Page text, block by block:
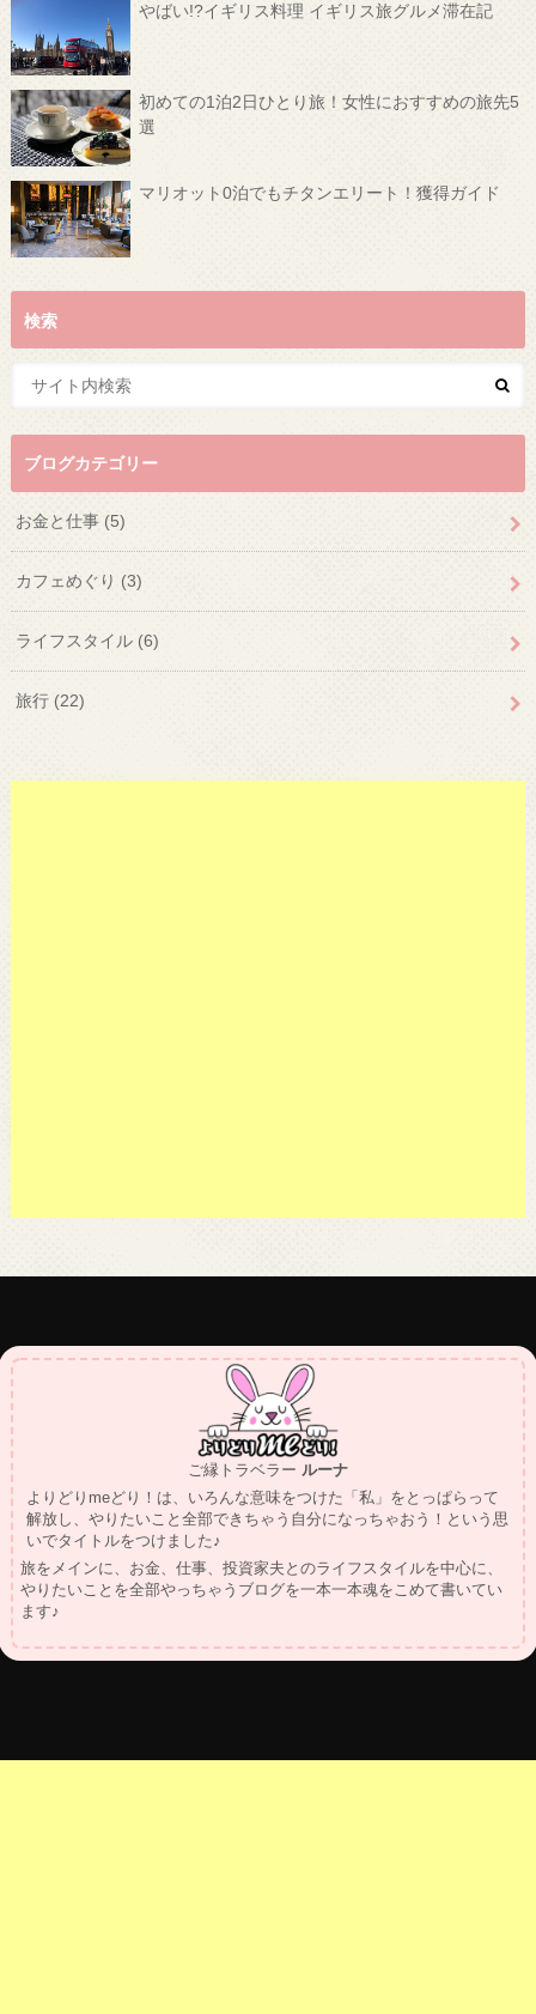
やばい!?イギリス料理 イギリス旅グルメ滞在記
初めての1泊2日ひとり旅！女性におすすめの旅先5
選
マリオット0泊でもチタンエリート！獲得ガイド
検索
ブログカテゴリー
お金と仕事 (5)
カフェめぐり (3)
ライフスタイル (6)
旅行 (22)
ご縁トラベラー ルーナ
よりどりmeどり！は、いろんな意味をつけた「私」をとっぱらって
解放し、やりたいこと全部できちゃう自分になっちゃおう！という思
いでタイトルをつけました♪
旅をメインに、お金、仕事、投資家夫とのライフスタイルを中心に、
やりたいことを全部やっちゃうブログを一本一本魂をこめて書いてい
ます♪